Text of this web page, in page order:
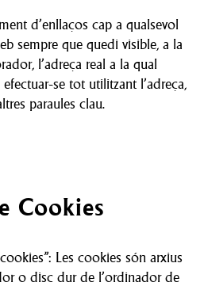
d’enllaços cap a qualsevol
sempre que quedi visible, a la
l’adreça real a la qual
efectuar-se tot utilitzant l’adreça,
paraules clau.
Cookies
Les cookies són arxius
o disc dur de l’ordinador de